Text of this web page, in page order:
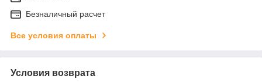
Безналичный расчет
Все условия оплаты
Условия возврата